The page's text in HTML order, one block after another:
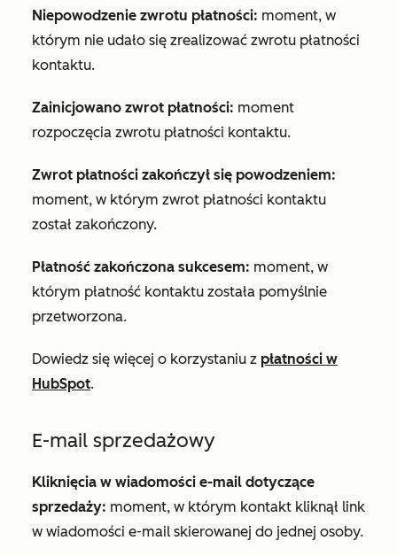
Niepowodzenie zwrotu płatności: moment, w
którym nie udało się zrealizować zwrotu płatności
kontaktu.
Zainicjowano zwrot płatności: moment
rozpoczęcia zwrotu płatności kontaktu.
Zwrot płatności zakończył się powodzeniem:
moment, w którym zwrot płatności kontaktu
został zakończony.
Płatność zakończona sukcesem: moment, w
którym płatność kontaktu została pomyślnie
przetworzona.
Dowiedz się więcej o korzystaniu z płatności w
HubSpot.
E-mail sprzedażowy
Kliknięcia w wiadomości e-mail dotyczące
sprzedaży: moment, w którym kontakt kliknął link
w wiadomości e-mail skierowanej do jednej osoby.